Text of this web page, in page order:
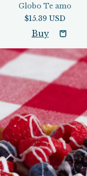
Globo Te amo
$15.39 USD